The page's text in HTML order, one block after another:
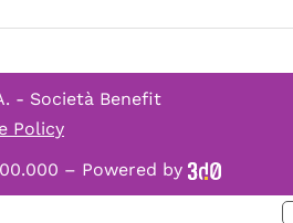
- Società Benefit
Policy
– Powered by